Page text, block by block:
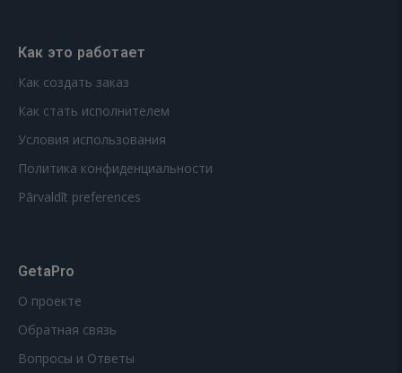
Как это работает
Как создать заказ
Как стать исполнителем
Условия использования
Политика конфиденциальности
Pārvaldīt preferences
GetaPro
О проекте
Обратная связь
Вопросы и Ответы